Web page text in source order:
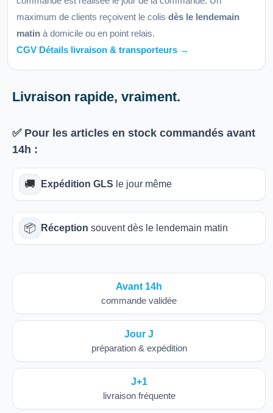
maximum de clients reçoivent le colis dès le lendemain
matin à domicile ou en point relais.
CGV Détails livraison & transporteurs →
Livraison rapide, vraiment.
✅ Pour les articles en stock commandés avant
14h :
🚚 Expédition GLS le jour même
📦 Réception souvent dès le lendemain matin
Avant 14h
commande validée
Jour J
préparation & expédition
J+1
livraison fréquente